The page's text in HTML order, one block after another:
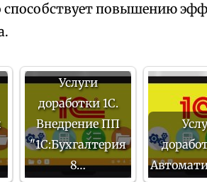
способствует повышению
Услуги
доработки 1С.
Внедрение ПП
"1С:Бухгалтерия
8…